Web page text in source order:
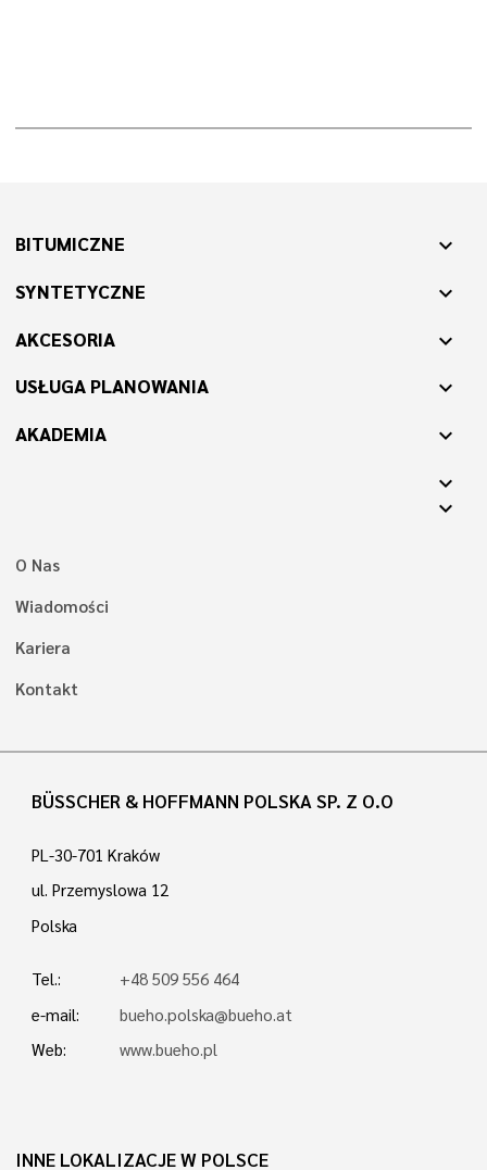
BITUMICZNE expand_more
SYNTETYCZNE expand_more
AKCESORIA expand_more
USŁUGA PLANOWANIA expand_more
AKADEMIA
expand_more
expand_more
expand_more
O Nas
Wiadomości
Kariera
Kontakt
BÜSSCHER & HOFFMANN POLSKA SP. Z O.O
PL-30-701 Kraków
ul. Przemyslowa 12
Polska
Tel.:
+48 509 556 464
e-mail:
bueho.polska@bueho.at
Web:
www.bueho.pl
INNE LOKALIZACJE W POLSCE